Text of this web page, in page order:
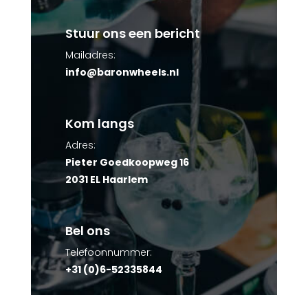
Stuur ons een bericht
Mailadres:
info@baronwheels.nl
Kom langs
Adres:
Pieter Goedkoopweg 16
2031 EL Haarlem
Bel ons
Telefoonnummer:
+31 (0)6-52335844